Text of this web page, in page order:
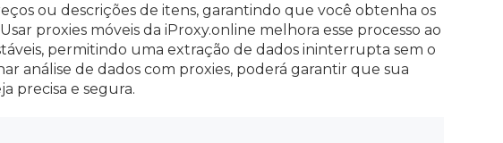
ou descrições de itens, garantindo que você obtenha os
Usar proxies móveis da iProxy.online melhora esse processo ao
permitindo uma extração de dados ininterrupta sem o
análise de dados com proxies, poderá garantir que sua
precisa e segura.